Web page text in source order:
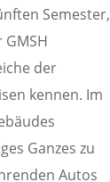
Semester,
der
kennen. Im
Ganzes zu
Autos